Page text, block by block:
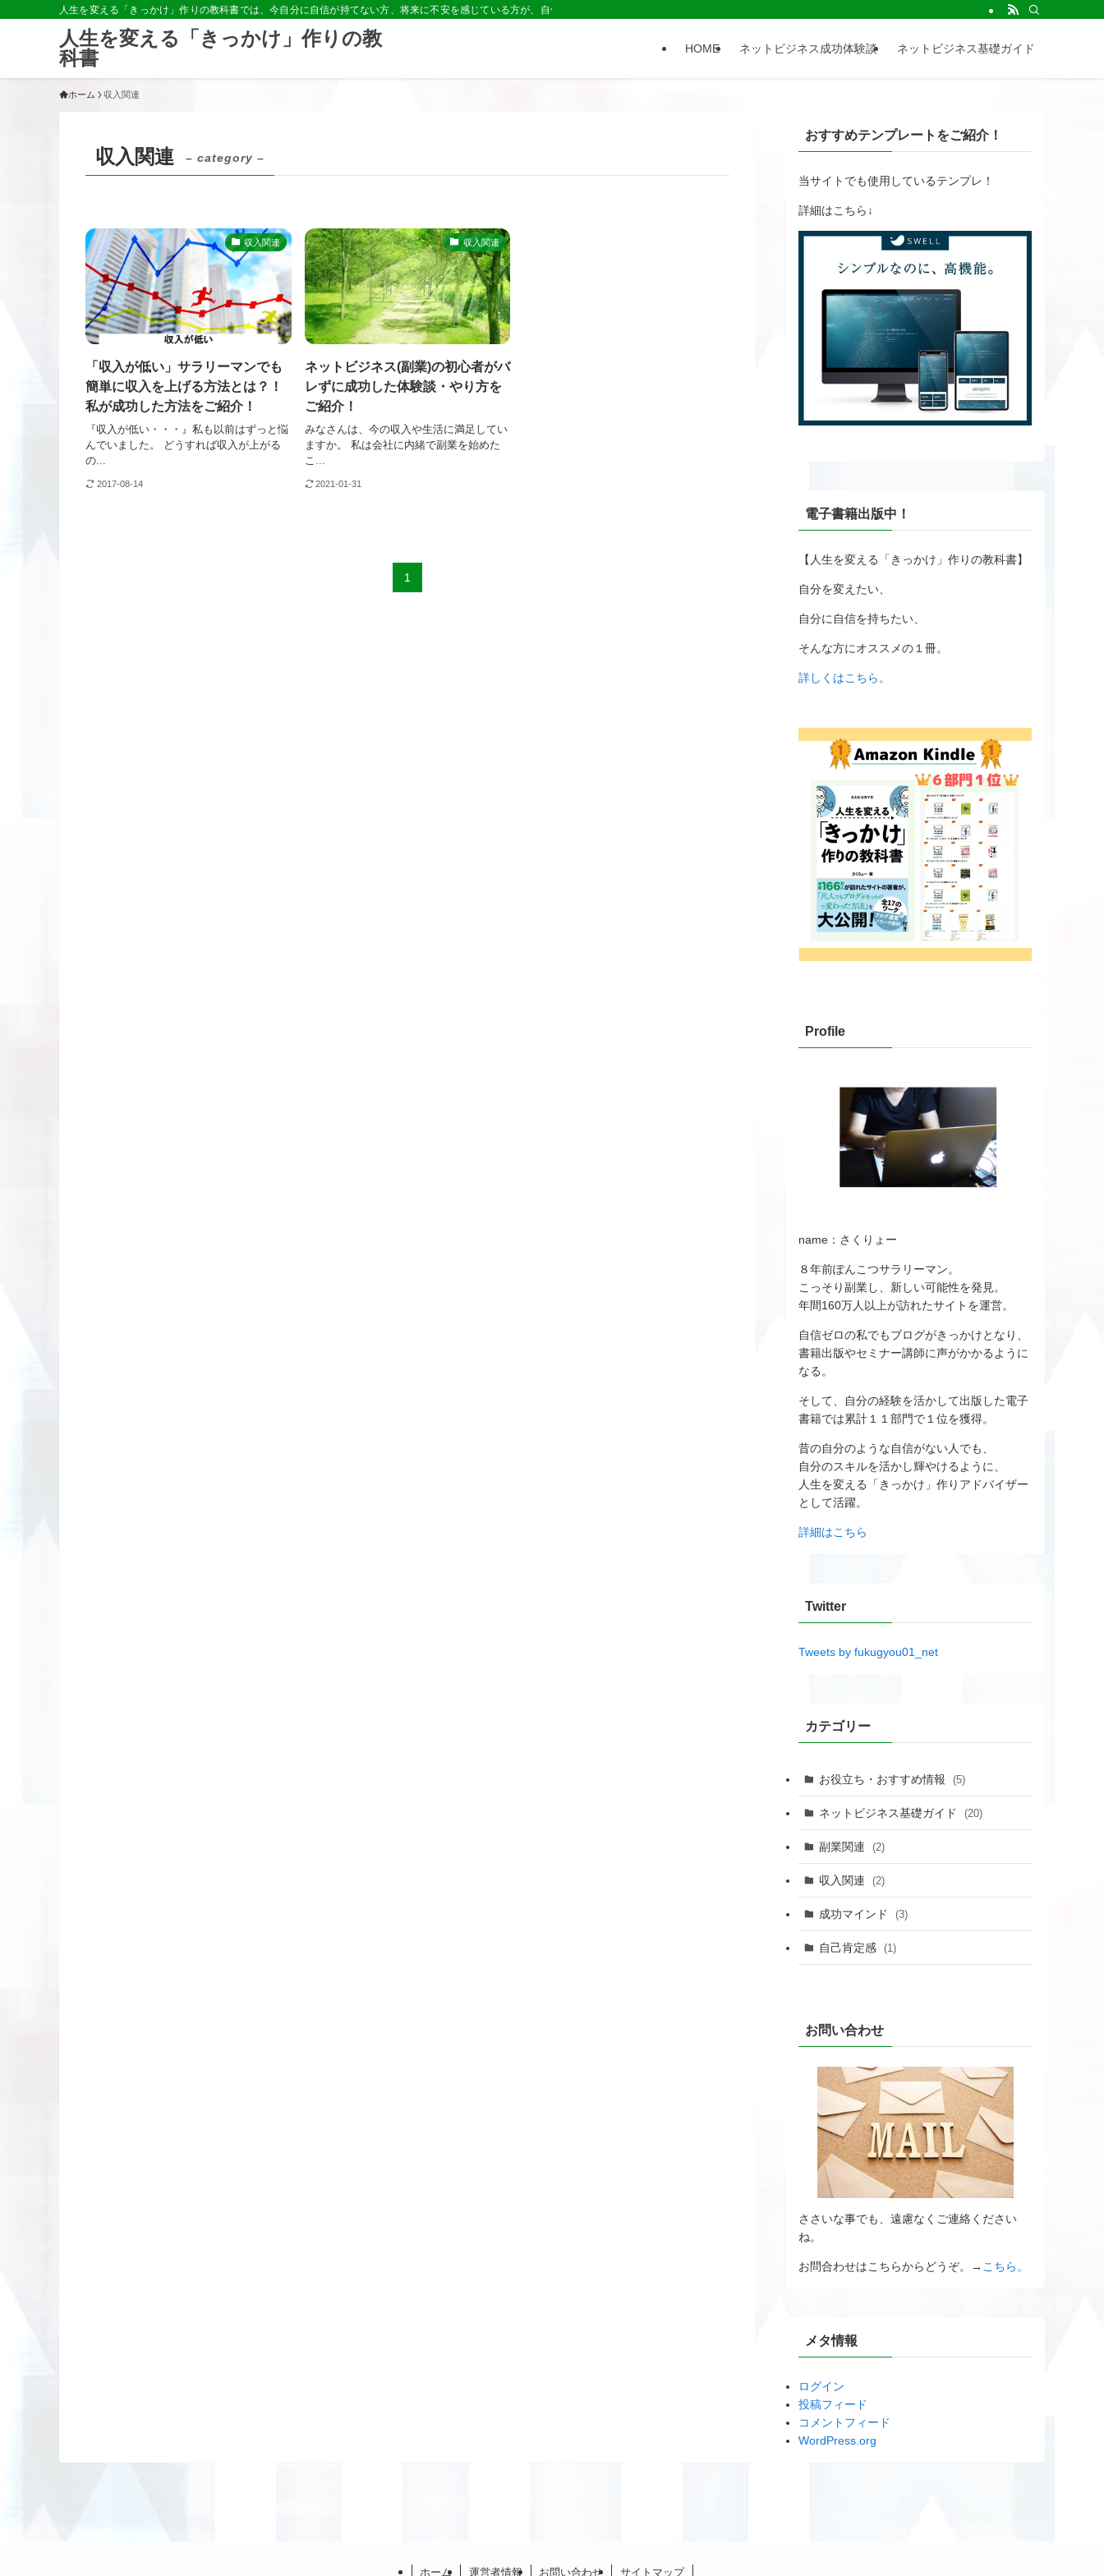
人生を変える「きっかけ」作りの教科書では、今自分に自信が持てない方、将来に不安を感じている方が、自信や安心を持てる「きっかけ」を作れる情報を発信しています。
人生を変える「きっかけ」作りの教
科書
HOME ネットビジネス成功体験談 ネットビジネス基礎ガイド
ホーム 収入関連
収入関連 – category –
収入関連
「収入が低い」サラリーマンでも
簡単に収入を上げる方法とは？！
私が成功した方法をご紹介！
『収入が低い・・・』私も以前はずっと悩
んでいました。 どうすれば収入が上がる
の...
2017-08-14
収入関連
ネットビジネス(副業)の初心者がバ
レずに成功した体験談・やり方を
ご紹介！
みなさんは、今の収入や生活に満足してい
ますか。 私は会社に内緒で副業を始めた
こ...
2021-01-31
1
おすすめテンプレートをご紹介！
当サイトでも使用しているテンプレ！
詳細はこちら↓
電子書籍出版中！
【人生を変える「きっかけ」作りの教科書】
自分を変えたい、
自分に自信を持ちたい、
そんな方にオススメの１冊。
詳しくはこちら。
Profile
name：さくりょー
８年前ぽんこつサラリーマン。
こっそり副業し、新しい可能性を発見。
年間160万人以上が訪れたサイトを運営。
自信ゼロの私でもブログがきっかけとなり、
書籍出版やセミナー講師に声がかかるように
なる。
そして、自分の経験を活かして出版した電子
書籍では累計１１部門で１位を獲得。
昔の自分のような自信がない人でも、
自分のスキルを活かし輝やけるように、
人生を変える「きっかけ」作りアドバイザー
として活躍。
詳細はこちら
Twitter
Tweets by fukugyou01_net
カテゴリー
お役立ち・おすすめ情報 (5)
ネットビジネス基礎ガイド (20)
副業関連 (2)
収入関連 (2)
成功マインド (3)
自己肯定感 (1)
お問い合わせ
ささいな事でも、遠慮なくご連絡ください
ね。
お問合わせはこちらからどうぞ。→ こちら。
メタ情報
ログイン
投稿フィード
コメントフィード
WordPress.org
ホーム 運営者情報 お問い合わせ サイトマップ